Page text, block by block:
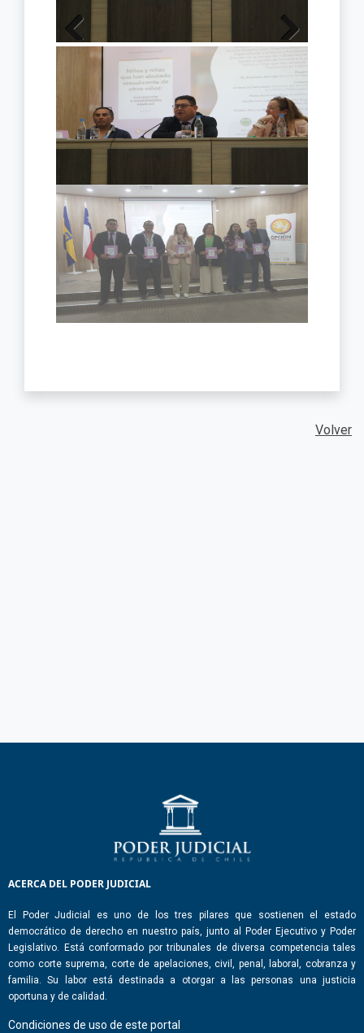
Previous
Volver
ACERCA DEL PODER JUDICIAL
El Poder Judicial es uno de los tres pilares que sostienen el estado
democrático de derecho en nuestro país, junto al Poder Ejecutivo y Poder
Legislativo. Está conformado por tribunales de diversa competencia tales
como corte suprema, corte de apelaciones, civil, penal, laboral, cobranza y
familia. Su labor está destinada a otorgar a las personas una justicia
oportuna y de calidad.
Condiciones de uso de este portal